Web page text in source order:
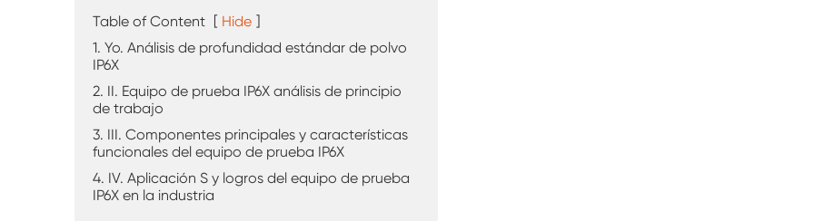
Cámara de paseo
Cámara de prueba especial
Equipo de prueba IP
Table of Content [ Hide ]
1. Yo. Análisis de profundidad estándar de polvo
IP6X
2. II. Equipo de prueba IP6X análisis de principio
de trabajo
3. III. Componentes principales y características
funcionales del equipo de prueba IP6X
4. IV. Aplicación S y logros del equipo de prueba
IP6X en la industria